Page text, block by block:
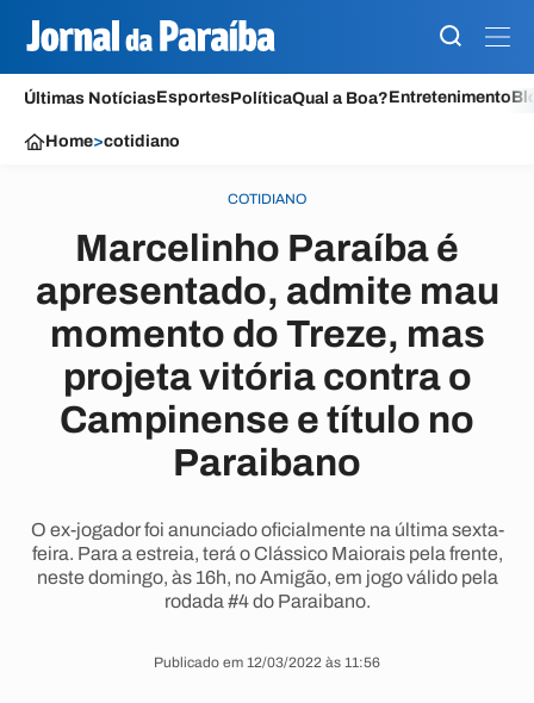
Últimas NotíciasEsportesPolíticaQual a Boa?Entretenimento
Home>cotidiano
COTIDIANO
Marcelinho Paraíba é
apresentado, admite mau
momento do Treze, mas
projeta vitória contra o
Campinense e título no
Paraibano
O ex-jogador foi anunciado oficialmente na última sexta-
feira. Para a estreia, terá o Clássico Maiorais pela frente,
neste domingo, às 16h, no Amigão, em jogo válido pela
rodada #4 do Paraibano.
Publicado em 12/03/2022 às 11:56